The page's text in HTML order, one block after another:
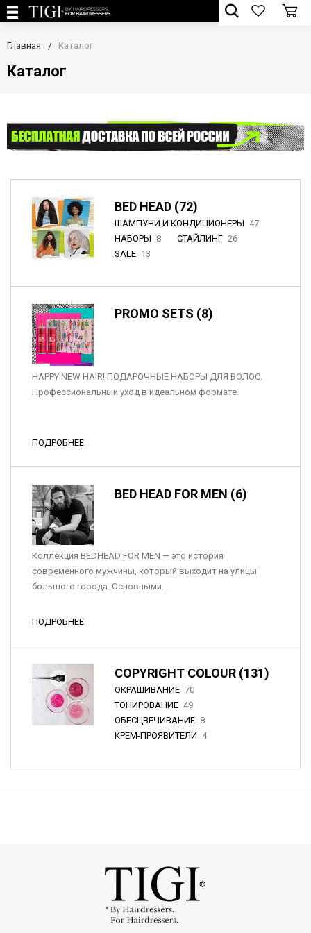
Главная Каталог
Каталог
BED HEAD (72)
ШАМПУНИ И КОНДИЦИОНЕРЫ 47
НАБОРЫ 8 СТАЙЛИНГ 26
SALE 13
PROMO SETS (8)
HAPPY NEW HAIR! ПОДАРОЧНЫЕ НАБОРЫ ДЛЯ ВОЛОС.
Профессиональный уход в идеальном формате.
ПОДРОБНЕЕ
BED HEAD FOR MEN (6)
Коллекция BEDHEAD FOR MEN — это история
современного мужчины, который выходит на улицы
большого города. Основными...
ПОДРОБНЕЕ
COPYRIGHT COLOUR (131)
ОКРАШИВАНИЕ 70
ТОНИРОВАНИЕ 49
ОБЕСЦВЕЧИВАНИЕ 8
КРЕМ-ПРОЯВИТЕЛИ 4